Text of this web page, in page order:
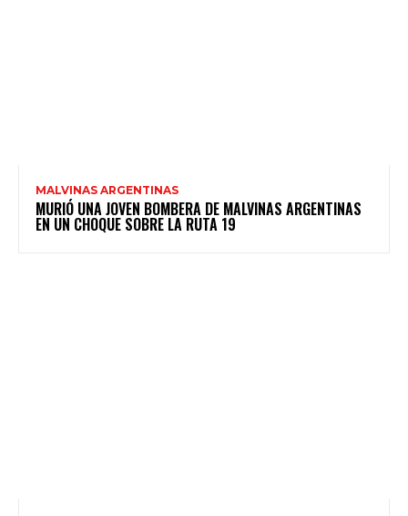
MALVINAS ARGENTINAS
MURIÓ UNA JOVEN BOMBERA DE MALVINAS ARGENTINAS
EN UN CHOQUE SOBRE LA RUTA 19